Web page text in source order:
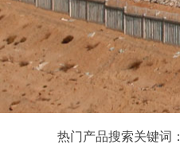
热门产品搜索关键词：